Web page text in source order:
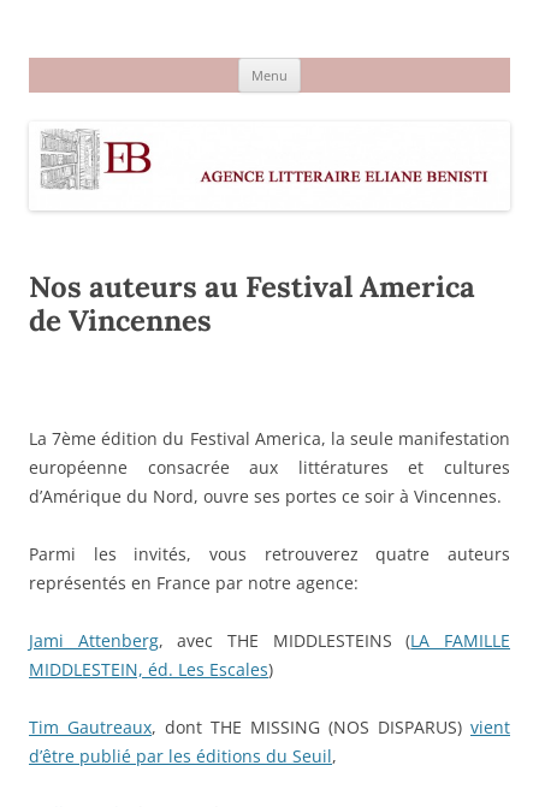
Menu
Nos auteurs au Festival America
de Vincennes
La 7ème édition du Festival America, la seule manifestation
européenne consacrée aux littératures et cultures
d’Amérique du Nord, ouvre ses portes ce soir à Vincennes.
Parmi les invités, vous retrouverez quatre auteurs
représentés en France par notre agence:
Jami Attenberg, avec THE MIDDLESTEINS (LA FAMILLE
MIDDLESTEIN, éd. Les Escales)
Tim Gautreaux, dont THE MISSING (NOS DISPARUS) vient
d’être publié par les éditions du Seuil,